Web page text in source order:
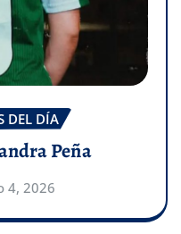
DEL DÍA
Peña
4, 2026